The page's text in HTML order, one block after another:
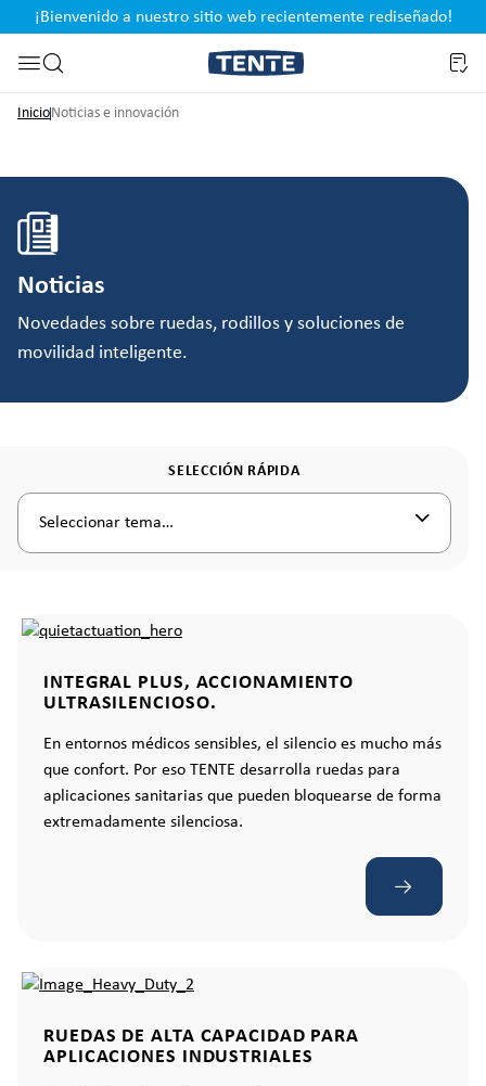
Saltar a la búsqueda
¡Bienvenido a nuestro sitio web recientemente rediseñado!
InicioNoticias e innovación
Noticias
Novedades sobre ruedas, rodillos y soluciones de
movilidad inteligente.
SELECCIÓN RÁPIDA
Seleccionar tema…
INTEGRAL PLUS, ACCIONAMIENTO
ULTRASILENCIOSO.
En entornos médicos sensibles, el silencio es mucho más
que confort. Por eso TENTE desarrolla ruedas para
aplicaciones sanitarias que pueden bloquearse de forma
extremadamente silenciosa.
RUEDAS DE ALTA CAPACIDAD PARA
APLICACIONES INDUSTRIALES